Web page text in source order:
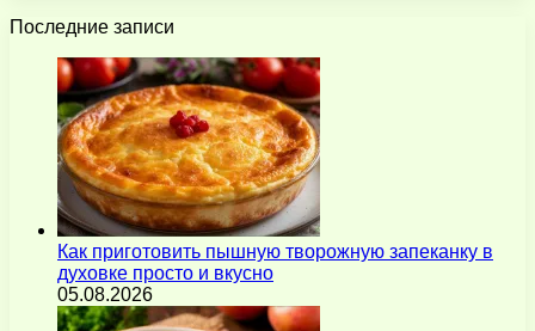
Последние записи
Как приготовить пышную творожную запеканку в
духовке просто и вкусно
05.08.2026